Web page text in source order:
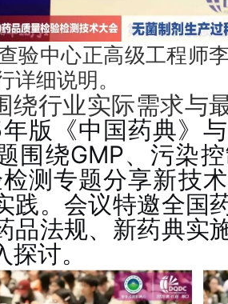
验中心正高级工程师
细说明。
绕行业实际需求与
版《中国药典》
围绕GMP、污染
测专题分享新技
践。会议特邀全国
品法规、新药典实
讨。